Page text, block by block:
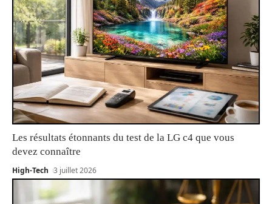
Les résultats étonnants du test de la LG c4 que vous
devez connaître
High-Tech 3 juillet 2026